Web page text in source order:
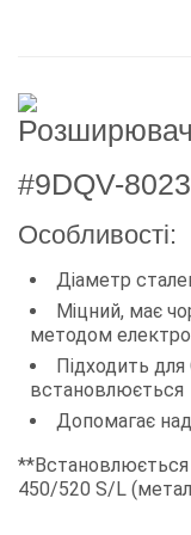
Розширювач
#9DQV-
Особливості:
Діаметр
Міцний, має
методом
Підходить для
встановлюється
Допомагає
**Встановлюється
450/520 S/L